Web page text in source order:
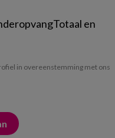
en
in overeenstemming met ons